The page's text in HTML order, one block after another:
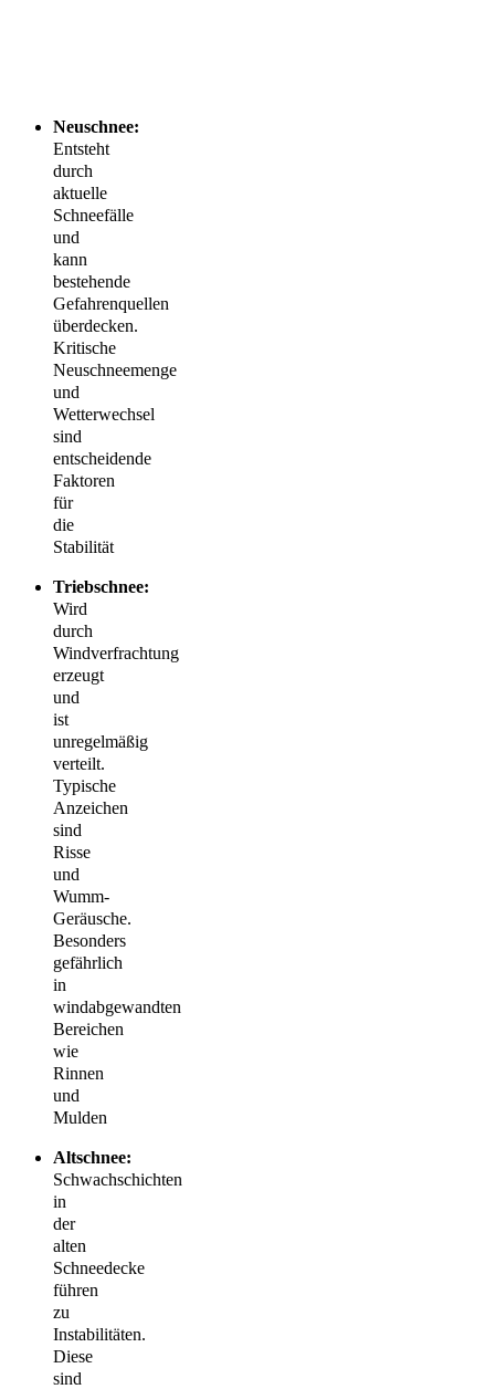
Neuschnee:
Entsteht
durch
aktuelle
Schneefälle
und
kann
bestehende
Gefahrenquellen
überdecken.
Kritische
Neuschneemenge
und
Wetterwechsel
sind
entscheidende
Faktoren
für
die
Stabilität
Triebschnee:
Wird
durch
Windverfrachtung
erzeugt
und
ist
unregelmäßig
verteilt.
Typische
Anzeichen
sind
Risse
und
Wumm-
Geräusche.
Besonders
gefährlich
in
windabgewandten
Bereichen
wie
Rinnen
und
Mulden
Altschnee:
Schwachschichten
in
der
alten
Schneedecke
führen
zu
Instabilitäten.
Diese
sind